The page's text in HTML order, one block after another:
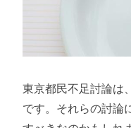
東京都民不足討論は
です。それらの討論